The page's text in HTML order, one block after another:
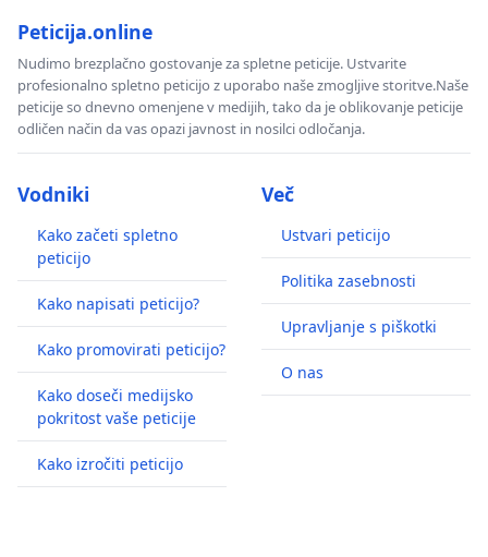
Peticija.online
Nudimo brezplačno gostovanje za spletne peticije. Ustvarite
profesionalno spletno peticijo z uporabo naše zmogljive storitve.Naše
peticije so dnevno omenjene v medijih, tako da je oblikovanje peticije
odličen način da vas opazi javnost in nosilci odločanja.
Vodniki
Kako začeti spletno
peticijo
Kako napisati peticijo?
Kako promovirati peticijo?
Kako doseči medijsko
pokritost vaše peticije
Kako izročiti peticijo
Več
Ustvari peticijo
Politika zasebnosti
Upravljanje s piškotki
O nas